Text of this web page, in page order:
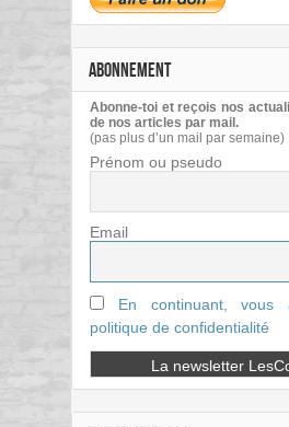
ABONNEMENT
Abonne-toi et reçois nos
de nos articles par mail.
(pas plus d’un mail par semaine)
Prénom ou pseudo
Email
En continuant, vous
politique de confidentialité